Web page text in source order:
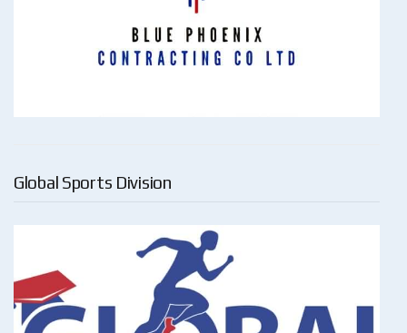
Global Sports Division